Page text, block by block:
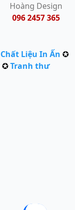
Hoàng Design
096 2457 365
Chất Liệu In Ấn ✪
✪Tranh thư